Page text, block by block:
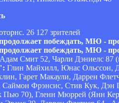
26 127 зрителей
Смит 52, Чарли Дэниелс 87
Глин Майхилл, Юнас Ольссон,
Гарет Макаули, Даррен
Саймон Фрэнсис, Стив Кук, Дэн
Пью 70), Гленн Мюррей (Янн